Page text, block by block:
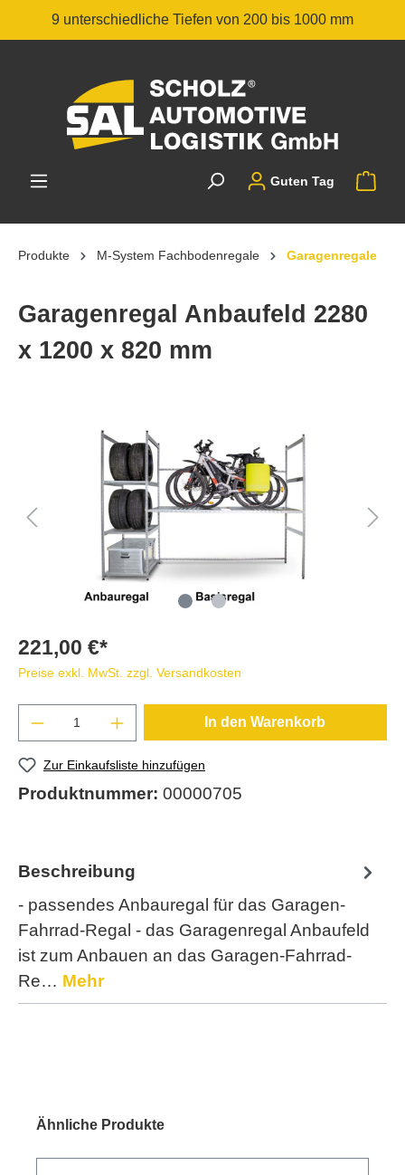
9 unterschiedliche Tiefen von 200 bis 1000 mm
Guten Tag
Produkte M-System Fachbodenregale Garagenregale
Garagenregal Anbaufeld 2280
x 1200 x 820 mm
221,00 €*
Preise exkl. MwSt. zzgl. Versandkosten
In den Warenkorb
Zur Einkaufsliste hinzufügen
Produktnummer: 00000705
Beschreibung
- passendes Anbauregal für das Garagen-
Fahrrad-Regal - das Garagenregal Anbaufeld
ist zum Anbauen an das Garagen-Fahrrad-
Re… Mehr
Ähnliche Produkte